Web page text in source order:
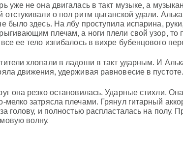
уже не она двигалась в такт музыке, а
отстукивали о пол ритм цыганской удали.
было здесь. На лбу проступила испарина,
плечам, а ноги плели свой узор, то
ее тело изгибалось в вихре бубенцового
хлопали в ладоши в такт ударным. И
движения, удерживая равновесие в пустоте.
она резко остановилась. Ударные стихли.
мелко затрясла плечами. Грянул гитарный
голову, и полностью распласталась на полу.
волну.